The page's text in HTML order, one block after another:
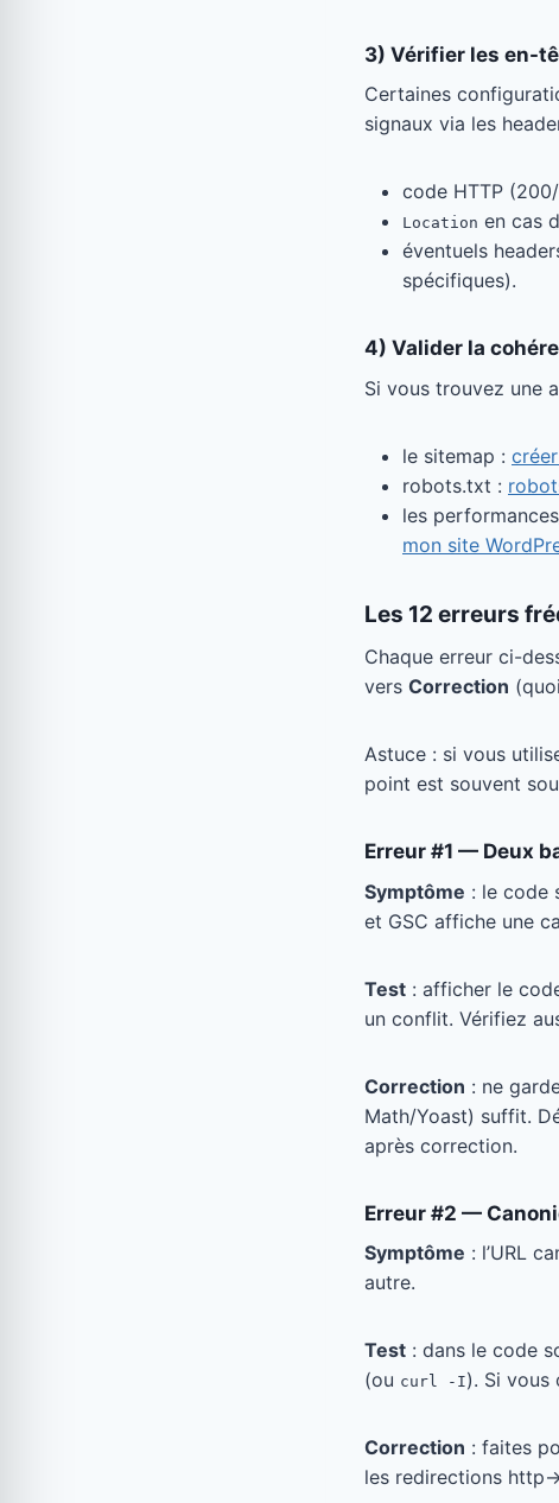
3) Vérifier les en-
Certaines
signaux via les
code HTTP
Location en cas
éventuels
spécifiques).
4) Valider la
Si vous trouvez une
le sitemap :
robots.txt :
les
mon site
Les 12 erreurs
Chaque erreur ci-
vers Correction
Astuce : si vous
point est souvent
Erreur #1 — Deux
Symptôme : le code
et GSC affiche une
Test : afficher le
un conflit. Vérifiez
Correction : ne
Math/Yoast) suffit.
après correction.
Erreur #2 —
Symptôme : l’URL
autre.
Test : dans le code
(ou curl -I). Si vous
Correction : faites
les redirections